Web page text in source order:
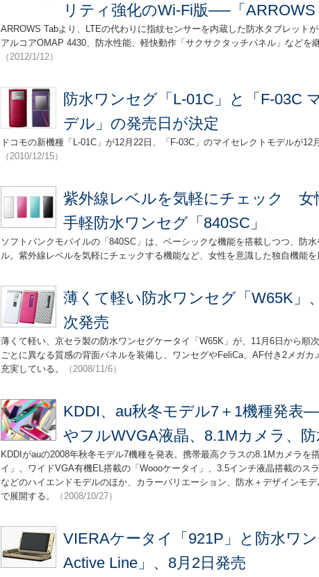
リティ強化のWi-Fi版──「ARROWS
ARROWS Tabより、LTEの代わりに指紋センサーを内蔵した防水タブレット
アルコアOMAP 4430、防水性能、軽快動作「サクサクタッチパネル」などを
（2012/1/12）
防水ワンセグ「L-01C」と「F-03C
デル」の発売日が決定
ドコモの新機種「L-01C」が12月22日、「F-03C」のマイセレクトモデルが12
（2010/12/15）
紫外線レベルを気軽にチェック 女
手軽防水ワンセグ「840SC」
ソフトバンクモバイルの「840SC」は、ベーシックな機能を搭載しつつ、防
ル。紫外線レベルを気軽にチェックする機能など、女性を意識した独自機能を
薄くて軽い防水ワンセグ「W65K」
次発売
薄くて軽い、京セラ製の防水ワンセグケータイ「W65K」が、11月6日から順
ごとに異なる質感の背面パネルを装備し、ワンセグやFeliCa、AF付き2メガカ
充実している。
（2008/11/6）
KDDI、au秋冬モデル7＋1機種発表
やフルWVGA液晶、8.1Mカメラ、
KDDIがauの2008年秋冬モデル7機種を発表。携帯最高クラスの8.1Mカメラを
イ」、ワイドVGA有機EL搭載の「Woooケータイ」、3.5インチ液晶搭載のス
などのハイエンドモデルのほか、カラーバリエーション、防水＋デザインモ
で展開する。
（2008/10/27）
VIERAケータイ「921P」と防水ワ
Active Line」、8月2日発売